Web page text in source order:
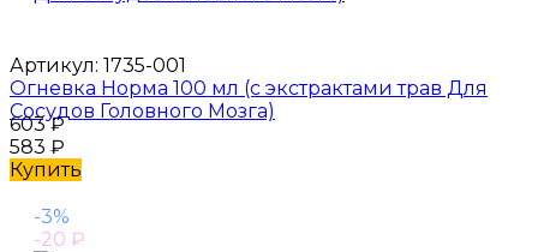
Артикул: 1735-001
Огневка Норма 100 мл (с экстрактами трав Для
Сосудов Головного Мозга)
603₽
583 ₽
Купить
-3%
-20 ₽